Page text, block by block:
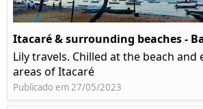
Itacaré & surrounding beaches -
Lily travels. Chilled at the beach and
areas of Itacaré
Publicado em 27/05/2023